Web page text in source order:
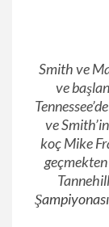
Smith ve
ve
ve
koç Mike
Şampiyonası